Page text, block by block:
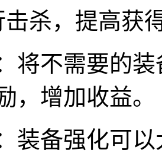
击杀，提高获
将不需要的
，增加收益。
装备强化可